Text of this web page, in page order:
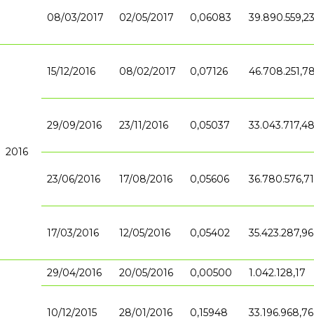
08/03/2017 02/05/2017 0,06083 39.890.559,23
2016
15/12/2016 08/02/2017 0,07126
29/09/2016 23/11/2016 0,05037 33.043.717,48
23/06/2016 17/08/2016 0,05606 36.780.576,71
17/03/2016 12/05/2016 0,05402 35.423.287,96
29/04/2016 20/05/2016 0,00500 1.042.128,17
10/12/2015 28/01/2016 0,15948 33.196.968,76